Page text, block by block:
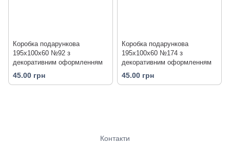
Коробка подарункова
195х100х60 №92 з
декоративним оформленням
45.00 грн
Коробка подарункова
195х100х60 №174 з
декоративним оформленням
45.00 грн
Контакти